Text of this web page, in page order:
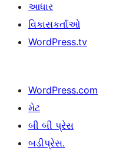
આધાર
વિકાસકર્તાઓ
WordPress.tv
WordPress.com
મેટ
બી બી પ્રેસ
બડીપ્રેસ.